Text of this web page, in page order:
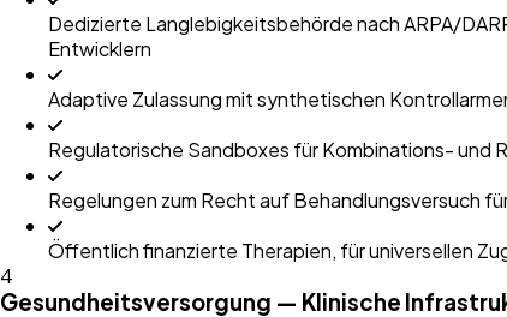
Dedizierte Langlebigkeitsbehörde nach ARPA/
Entwicklern
Adaptive Zulassung mit synthetischen
Regulatorische Sandboxes für Kombinations- und
Regelungen zum Recht auf Behandlungsversuch
Öffentlich finanzierte Therapien, für universellen
4
Gesundheitsversorgung — Klinische